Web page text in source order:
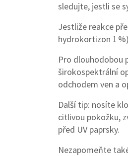
sledujte, jestli se
Jestliže reakce
hydrokortizon 1
Pro dlouhodobou
širokospektrální
odchodem ven a
Další tip: nosíte
citlivou pokožku,
před UV paprsky.
Nezapomeňte